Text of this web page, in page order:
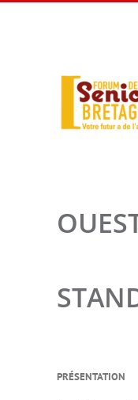
Passer
PRÉSENTATION